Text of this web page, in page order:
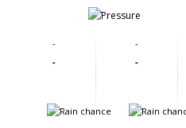
-
-
-
-
-
-
-